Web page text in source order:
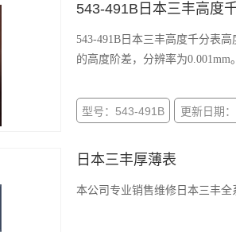
543-491B日本三丰高度
543-491B日本三丰高度千分表
的高度阶差，分辨率为0.001mm。
型号：543-491B 更新日期
日本三丰厚薄表
本公司专业销售维修日本三丰全